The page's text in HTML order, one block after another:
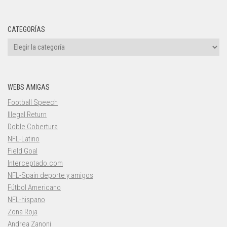
CATEGORÍAS
Categorías
WEBS AMIGAS
Football Speech
Illegal Return
Doble Cobertura
NFL-Latino
Field Goal
Interceptado.com
NFL-Spain deporte y amigos
Fútbol Americano
NFL-hispano
Zona Roja
Andrea Zanoni